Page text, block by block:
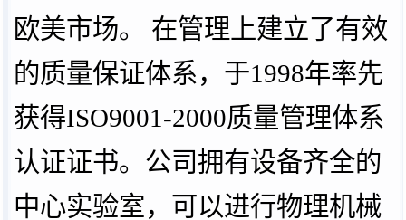
欧美市场。 在管理上建立了有效
的质量保证体系，于1998年率先
获得ISO9001-2000质量管理体系
认证证书。公司拥有设备齐全的
中心实验室，可以进行物理机械